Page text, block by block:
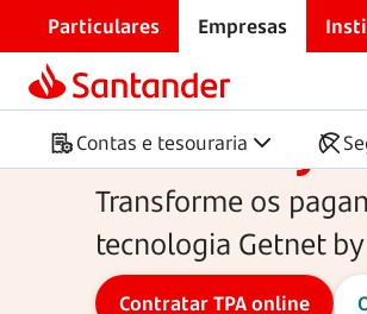
Particulares Empresas
Contas e tesouraria
Início Gestão de tesouraria
Getnet by
Transforme os
tecnologia Getnet